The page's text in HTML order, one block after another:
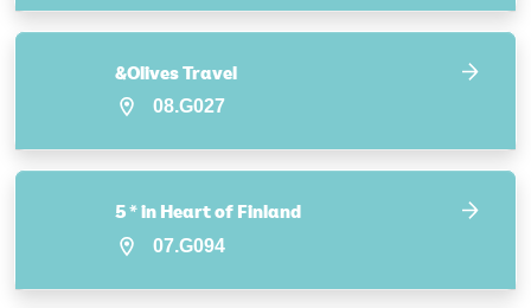
&Olives Travel
08.G027
5 * in Heart of Finland
07.G094